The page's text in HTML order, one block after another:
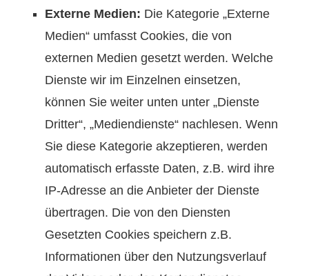
Externe Medien: Die Kategorie „Externe
Medien“ umfasst Cookies, die von
externen Medien gesetzt werden. Welche
Dienste wir im Einzelnen einsetzen,
können Sie weiter unten unter „Dienste
Dritter“, „Mediendienste“ nachlesen. Wenn
Sie diese Kategorie akzeptieren, werden
automatisch erfasste Daten, z.B. wird ihre
IP-Adresse an die Anbieter der Dienste
übertragen. Die von den Diensten
Gesetzten Cookies speichern z.B.
Informationen über den Nutzungsverlauf